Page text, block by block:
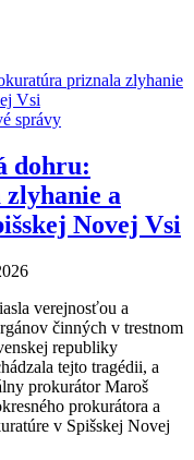
správy
dohru:
a
Novej Vsi
verejnosťou a
činných v trestnom
republiky
tejto tragédii, a
prokurátor Maroš
prokurátora a
v Spišskej Novej